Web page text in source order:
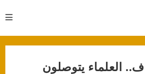
العلماء يتوصلون